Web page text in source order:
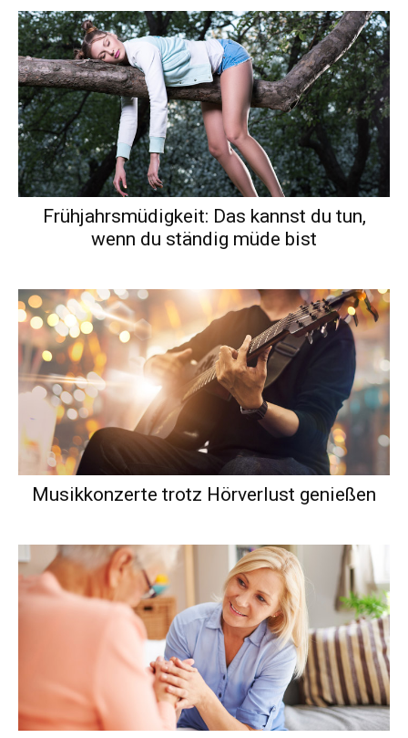
Frühjahrsmüdigkeit: Das kannst du tun,
wenn du ständig müde bist
Musikkonzerte trotz Hörverlust genießen